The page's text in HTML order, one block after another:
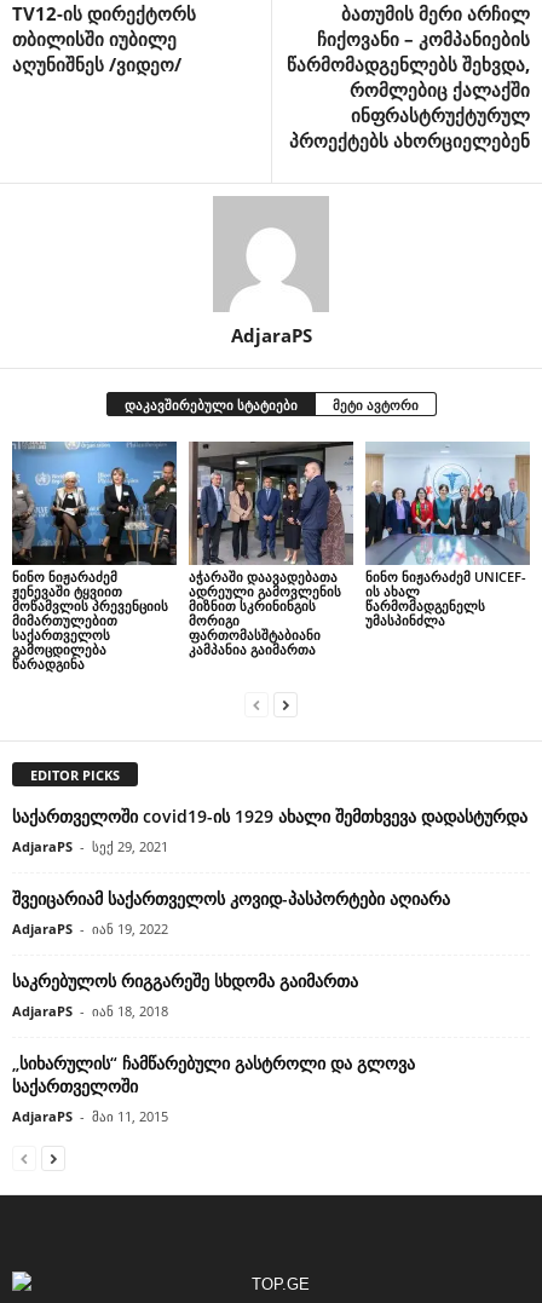
TV12-ის დირექტორს
თბილისში იუბილე
აღუნიშნეს /ვიდეო/
ბათუმის მერი არჩილ
ჩიქოვანი – კომპანიების
წარმომადგენლებს შეხვდა,
რომლებიც ქალაქში
ინფრასტრუქტურულ
პროექტებს ახორციელებენ
AdjaraPS
დაკავშირებული სტატიები მეტი ავტორი
ნინო ნიჟარაძემ
ჟენევაში ტყვიით
მოწამვლის პრევენციის
მიმართულებით
საქართველოს
გამოცდილება
წარადგინა
აჭარაში დაავადებათა
ადრეული გამოვლენის
მიზნით სკრინინგის
მორიგი
ფართომასშტაბიანი
კამპანია გაიმართა
ნინო ნიჟარაძემ UNICEF-
ის ახალ
წარმომადგენელს
უმასპინძლა
EDITOR PICKS
საქართველოში covid19-ის 1929 ახალი შემთხვევა დადასტურდა
AdjaraPS - სექ 29, 2021
შვეიცარიამ საქართველოს კოვიდ-პასპორტები აღიარა
AdjaraPS - იან 19, 2022
საკრებულოს რიგგარეშე სხდომა გაიმართა
AdjaraPS - იან 18, 2018
„სიხარულის“ ჩამწარებული გასტროლი და გლოვა
საქართველოში
AdjaraPS - მაი 11, 2015